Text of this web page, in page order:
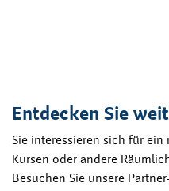
Entdecken Sie
Sie interessieren sich für
Kursen oder andere
Besuchen Sie unsere